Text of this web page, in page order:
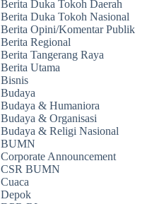
Berita Duka Tokoh Daerah
Berita Duka Tokoh Nasional
Berita Opini/Komentar Publik
Berita Regional
Berita Tangerang Raya
Berita Utama
Bisnis
Budaya
Budaya & Humaniora
Budaya & Organisasi
Budaya & Religi Nasional
BUMN
Corporate Announcement
CSR BUMN
Cuaca
Depok